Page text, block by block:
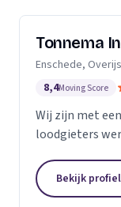
Tonnema
Enschede,
8,4Moving Score
Wij zijn met
loodgieters
en...
Bekijk profiel